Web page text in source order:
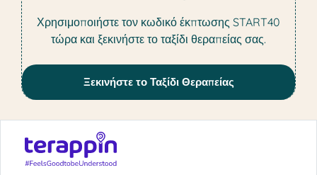
Χρησιμοποιήστε τον κωδικό έκπτωσης START40
τώρα και ξεκινήστε το ταξίδι θεραπείας σας.
Ξεκινήστε το Ταξίδι Θεραπείας